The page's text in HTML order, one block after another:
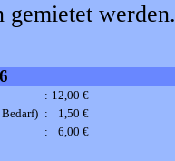
gemietet werden.
: 12,00 €
:
1,50 €
: 6,00 €